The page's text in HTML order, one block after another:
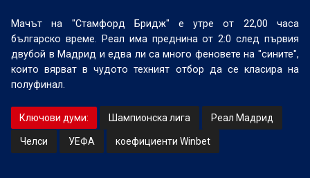
Мачът на "Стамфорд Бридж" е утре от 22,00 часа
българско време. Реал има преднина от 2:0 след първия
двубой в Мадрид и едва ли са много феновете на "сините",
които вярват в чудото техният отбор да се класира на
полуфинал.
Ключови думи: Шампионска лига Реал Мадрид
Челси УЕФА коефициенти Winbet